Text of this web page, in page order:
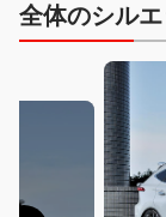
全体のシルエ